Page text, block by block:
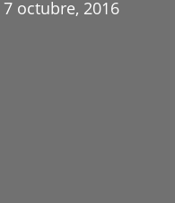
7 octubre, 2016